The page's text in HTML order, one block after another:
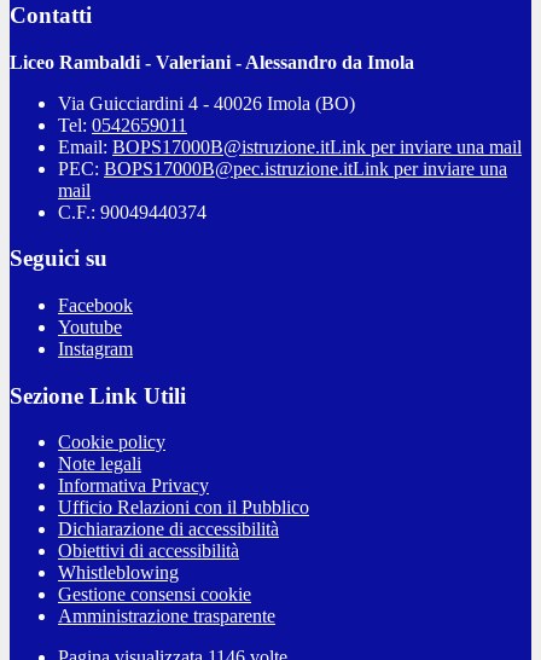
Contatti
Liceo Rambaldi - Valeriani - Alessandro da Imola
Via Guicciardini 4 - 40026 Imola (BO)
Tel: 0542659011
Email: BOPS17000B@istruzione.itLink per inviare una mail
PEC: BOPS17000B@pec.istruzione.itLink per inviare una
mail
C.F.: 90049440374
Seguici su
Facebook
Youtube
Instagram
Sezione Link Utili
Cookie policy
Note legali
Informativa Privacy
Ufficio Relazioni con il Pubblico
Dichiarazione di accessibilità
Obiettivi di accessibilità
Whistleblowing
Gestione consensi cookie
Amministrazione trasparente